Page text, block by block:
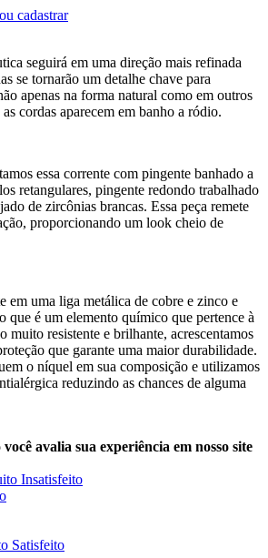
cadastrar
seguirá em uma direção mais refinada
se tornarão um detalhe chave para
apenas na forma natural como em outros
cordas aparecem em banho a ródio.
essa corrente com pingente banhado a
retangulares, pingente redondo trabalhado
de zircônias brancas. Essa peça remete
proporcionando um look cheio de
em uma liga metálica de cobre e zinco e
que é um elemento químico que pertence à
muito resistente e brilhante, acrescentamos
que garante uma maior durabilidade.
o níquel em sua composição e utilizamos
reduzindo as chances de alguma
avalia sua experiência em nosso site
Insatisfeito
Satisfeito